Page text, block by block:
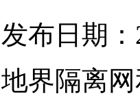
发布日期
地界隔离